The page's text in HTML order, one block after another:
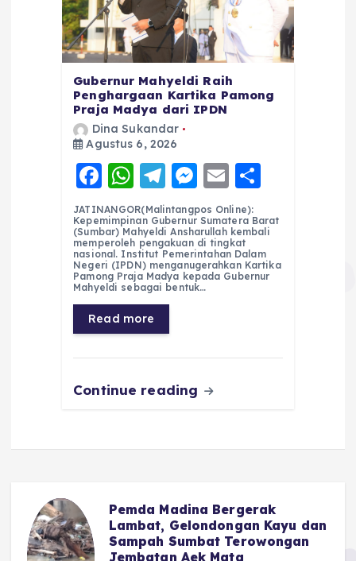
Gubernur Mahyeldi Raih
Penghargaan Kartika Pamong
Praja Madya dari IPDN
Dina Sukandar
Agustus 6, 2026
F
a
c
e
b
o
o
k
W
h
a
ts
A
p
p
T
el
e
g
r
a
m
M
e
ss
e
n
E
m
ai
l
a
re
JATINANGOR(Malintangpos Online):
Kepemimpinan Gubernur Sumatera Barat
(Sumbar) Mahyeldi Ansharullah kembali
memperoleh pengakuan di tingkat
nasional. Institut Pemerintahan Dalam
Negeri (IPDN) menganugerahkan Kartika
Pamong Praja Madya kepada Gubernur
Mahyeldi sebagai bentuk…
Read more
Continue reading
Pemda Madina Bergerak
Lambat, Gelondongan Kayu dan
Sampah Sumbat Terowongan
Jembatan Aek Mata